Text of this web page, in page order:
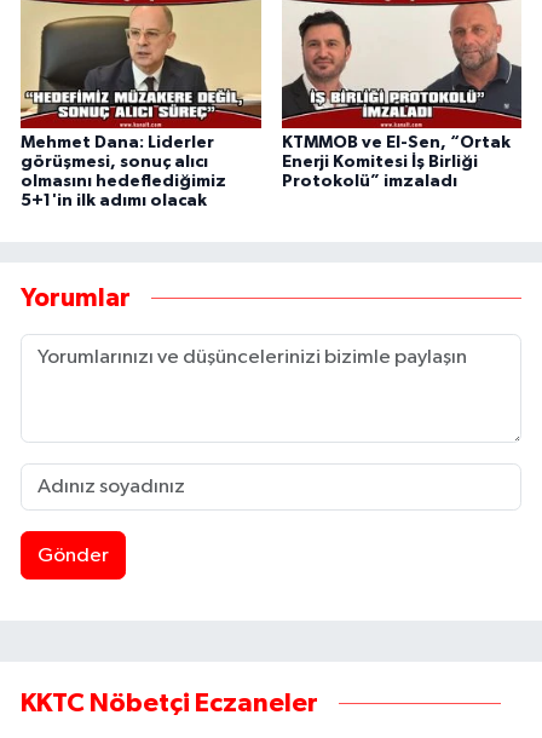
Mehmet Dana: Liderler
görüşmesi, sonuç alıcı
olmasını hedeflediğimiz
5+1'in ilk adımı olacak
KTMMOB ve El-Sen, “Ortak
Enerji Komitesi İş Birliği
Protokolü” imzaladı
Yorumlar
Gönder
KKTC Nöbetçi Eczaneler